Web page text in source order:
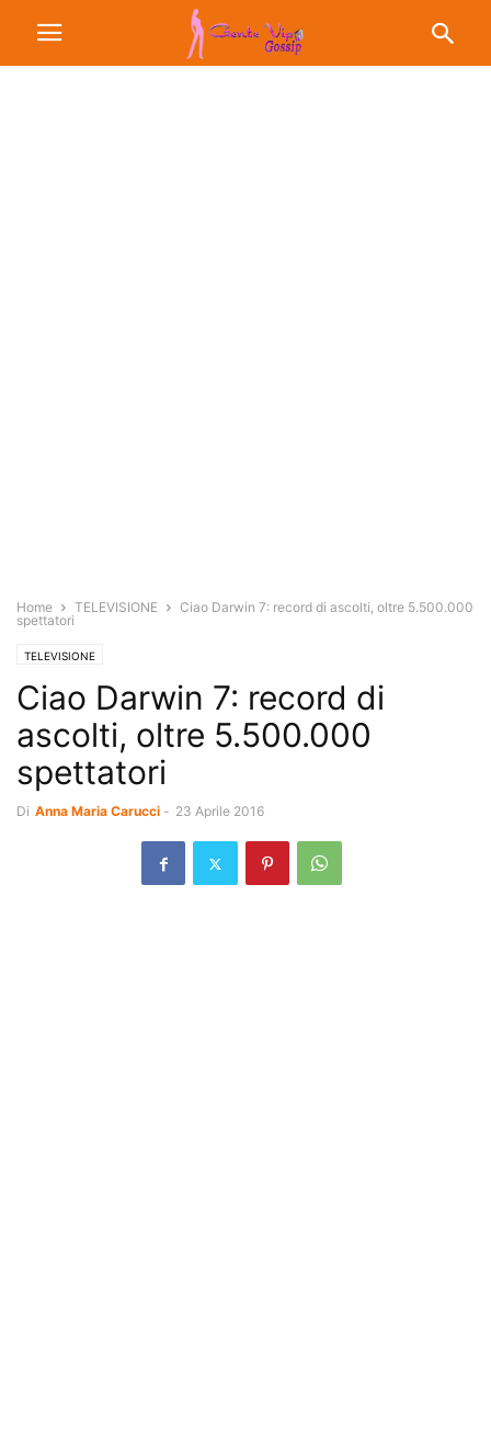
Home TELEVISIONE
Ciao Darwin 7: record di ascolti, oltre 5.500.000
spettatori
TELEVISIONE
Ciao Darwin 7: record di
ascolti, oltre 5.500.000
spettatori
Di Anna Maria Carucci - 23 Aprile 2016